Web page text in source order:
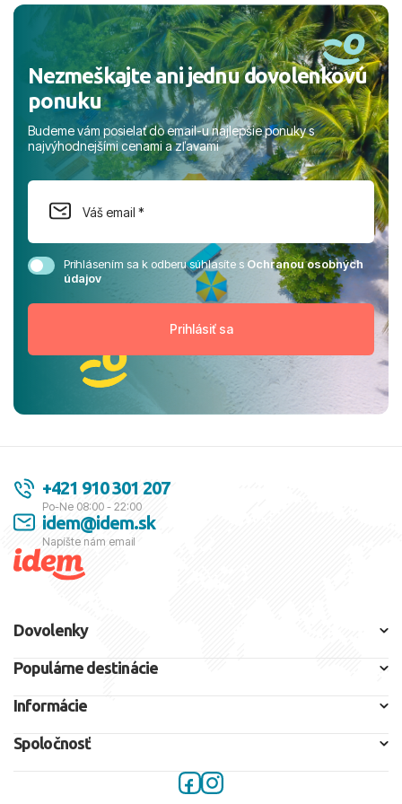
Nezmeškajte ani jednu dovolenkovú
ponuku
Budeme vám posielať do email-u najlepšie ponuky s
najvýhodnejšími cenami a zľavami
Prihlásením sa k odberu súhlasíte sOchranou osobných
údajov
+421 910 301 207
Po-Ne 08:00 - 22:00
idem@idem.sk
Napíšte nám email
Dovolenky
Populárne destinácie
Informácie
Spoločnosť